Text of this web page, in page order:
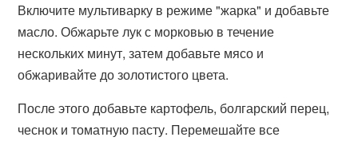
Включите мультиварку в режиме "жарка" и добавьте
масло. Обжарьте лук с морковью в течение
нескольких минут, затем добавьте мясо и
обжаривайте до золотистого цвета.
После этого добавьте картофель, болгарский перец,
чеснок и томатную пасту. Перемешайте все